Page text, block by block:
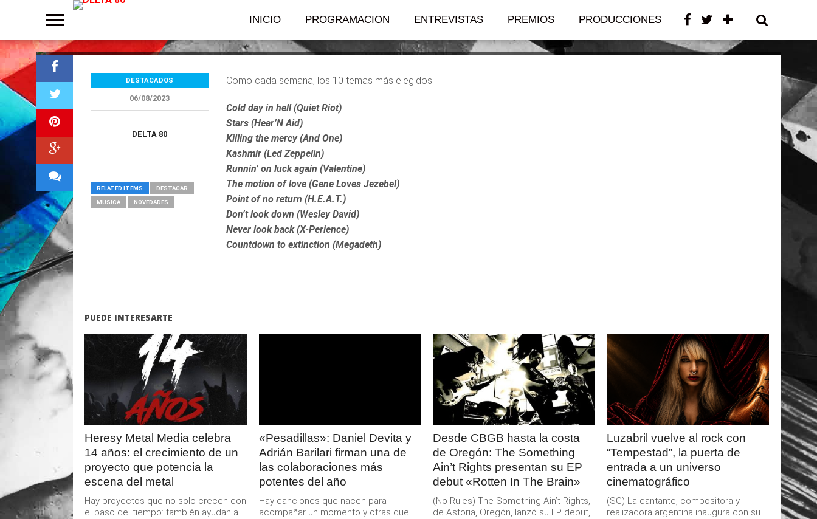
INICIO PROGRAMACION ENTREVISTAS PREMIOS PRODUCCIONES CONTACTO
Los elegidos de la semana
Como cada semana, los 10 temas más elegidos.
Cold day in hell (Quiet Riot)
Stars (Hear’N Aid)
Killing the mercy (And One)
Kashmir (Led Zeppelin)
Runnin’ on luck again (Valentine)
The motion of love (Gene Loves Jezebel)
Point of no return (H.E.A.T.)
Don’t look down (Wesley David)
Never look back (X-Perience)
Countdown to extinction (Megadeth)
DESTACADOS
06/08/2023
DELTA 80
RELATED ITEMS DESTACAR
MUSICA NOVEDADES
PUEDE INTERESARTE
LEER
MAS
Heresy Metal Media celebra
14 años: el crecimiento de un
proyecto que potencia la
escena del metal
Hay proyectos que no solo crecen con
el paso del tiempo: también ayudan a
«Pesadillas»: Daniel Devita y
Adrián Barilari firman una de
las colaboraciones más
potentes del año
Hay canciones que nacen para
acompañar un momento y otras que
LEER
MAS
Desde CBGB hasta la costa
de Oregón: The Something
Ain’t Rights presentan su EP
debut «Rotten In The Brain»
(No Rules) The Something Ain’t Rights,
de Astoria, Oregón, lanzó su EP debut,
LEER
MAS
Luzabril vuelve al rock con
“Tempestad”, la puerta de
entrada a un universo
cinematográfico
(SG) La cantante, compositora y
realizadora argentina inaugura con su